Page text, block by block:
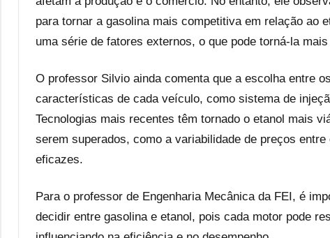
para tornar a gasolina mais competitiva em relação ao
uma série de fatores externos, o que pode torná-la
O professor Silvio ainda comenta que a escolha entre
características de cada veículo, como sistema de
Tecnologias mais recentes têm tornado o etanol mais
serem superados, como a variabilidade de preços
eficazes.
Para o professor de Engenharia Mecânica da FEI, é
decidir entre gasolina e etanol, pois cada motor pode